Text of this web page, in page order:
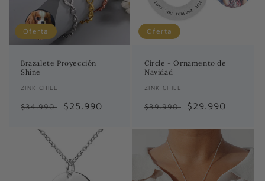
:
Oferta
Brazalete Proyección
Shine
Proveedor:
ZINK CHILE
Precio
$34.990
Precio
$25.990
Oferta
Circle - Ornamento de
Navidad
Proveedor:
ZINK CHILE
Precio
$39.990
Precio
$29.990